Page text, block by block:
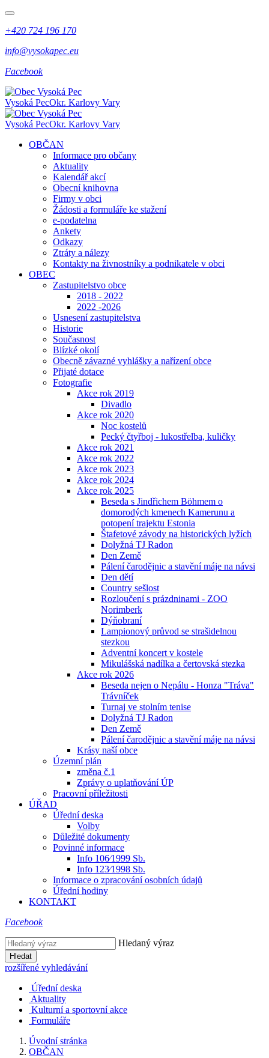
+420 724 196 170
info@vysokapec.eu
Facebook
Vysoká PecOkr. Karlovy Vary
Vysoká PecOkr. Karlovy Vary
OBČAN
Informace pro občany
Aktuality
Kalendář akcí
Obecní knihovna
Firmy v obci
Žádosti a formuláře ke stažení
e-podatelna
Ankety
Odkazy
Ztráty a nálezy
Kontakty na živnostníky a podnikatele v obci
OBEC
Zastupitelstvo obce
2018 - 2022
2022 -2026
Usnesení zastupitelstva
Historie
Současnost
Blízké okolí
Obecně závazné vyhlášky a nařízení obce
Přijaté dotace
Fotografie
Akce rok 2019
Divadlo
Akce rok 2020
Noc kostelů
Pecký čtyřboj - lukostřelba, kuličky
Akce rok 2021
Akce rok 2022
Akce rok 2023
Akce rok 2024
Akce rok 2025
Beseda s Jindřichem Böhmem o
domorodých kmenech Kamerunu a
potopení trajektu Estonia
Štafetové závody na historických lyžích
Dolyžná TJ Radon
Den Země
Pálení čarodějnic a stavění máje na návsi
Den dětí
Country sešlost
Rozloučení s prázdninami - ZOO
Norimberk
Dýňobraní
Lampionový průvod se strašidelnou
stezkou
Adventní koncert v kostele
Mikulášská nadílka a čertovská stezka
Akce rok 2026
Beseda nejen o Nepálu - Honza "Tráva"
Trávníček
Turnaj ve stolním tenise
Dolyžná TJ Radon
Den Země
Pálení čarodějnic a stavění máje na návsi
Krásy naší obce
Územní plán
změna č.1
Zprávy o uplatňování ÚP
Pracovní příležitosti
ÚŘAD
Úřední deska
Volby
Důležité dokumenty
Povinné informace
Info 106⁄1999 Sb.
Info 123⁄1998 Sb.
Informace o zpracování osobních údajů
Úřední hodiny
KONTAKT
Facebook
Hledaný výraz
Hledat
rozšířené vyhledávání
Úřední deska
Aktuality
Kulturní a sportovní akce
Formuláře
Úvodní stránka
OBČAN